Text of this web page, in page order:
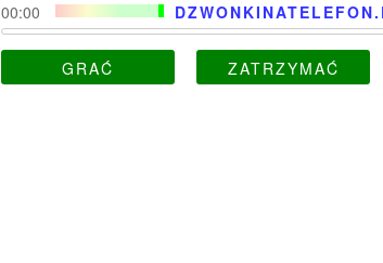
00:00
GRAĆ ZATRZYMAĆ